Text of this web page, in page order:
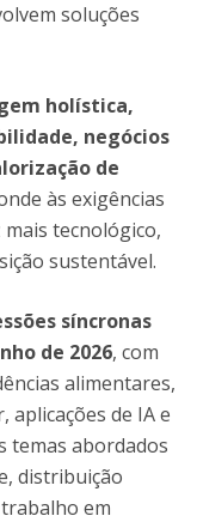
soluções
holística,
negócios
de
às exigências
tecnológico,
sustentável.
síncronas
de 2026, com
alimentares,
aplicações de IA e
temas abordados
distribuição
em